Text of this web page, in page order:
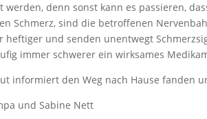
denn sonst kann es passieren,
Schmerz, sind die betroffenen
und senden unentwegt
immer schwerer ein wirksames
informiert den Weg nach Hause fanden
und Sabine Nett